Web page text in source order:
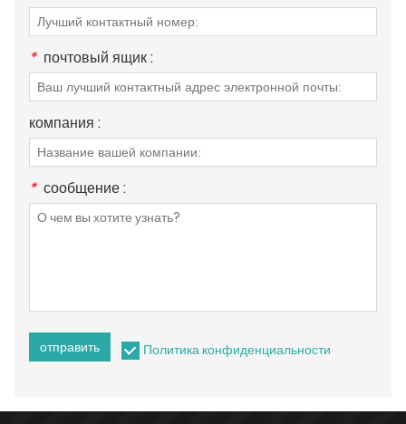
* почтовый ящик :
компания :
* сообщение :
отправить Политика конфиденциальности